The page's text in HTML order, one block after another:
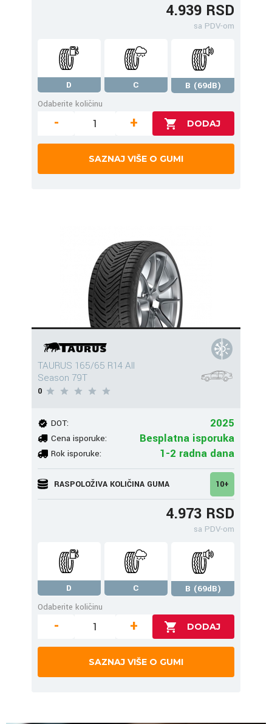
4.939 RSD
sa PDV-om
D C
B (69dB)
Odaberite količinu
- +
SAZNAJ VIŠE O GUMI
TAURUS 165/65 R14 All
Season 79T
0
DOT: 2025
Cena isporuke: Besplatna isporuka
Rok isporuke: 1-2 radna dana
RASPOLOŽIVA KOLIČINA GUMA 10+
4.973 RSD
sa PDV-om
D C
B (69dB)
Odaberite količinu
- +
SAZNAJ VIŠE O GUMI